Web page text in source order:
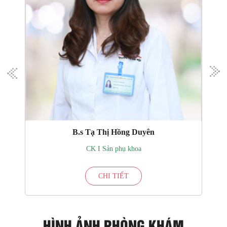
B.s Tạ Thị Hồng Duyên
CK I Sản phụ khoa
CHI TIẾT